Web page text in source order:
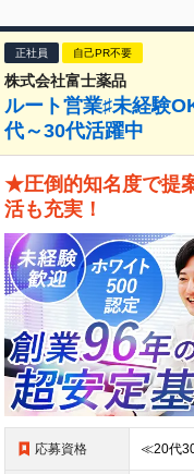
正社員 自己PR不要
株式会社富士薬品
ルート営業♯未経験
代～30代活躍中
★圧倒的知名度で提
活も充実！
応募資格